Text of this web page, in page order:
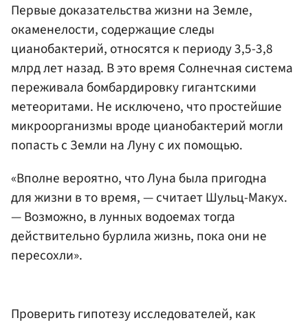
Первые доказательства жизни на Земле,
окаменелости, содержащие следы
цианобактерий, относятся к периоду 3,5-3,8
млрд лет назад. В это время Солнечная система
переживала бомбардировку гигантскими
метеоритами. Не исключено, что простейшие
микроорганизмы вроде цианобактерий могли
попасть с Земли на Луну с их помощью.
«Вполне вероятно, что Луна была пригодна
для жизни в то время, — считает Шульц-Макух.
— Возможно, в лунных водоемах тогда
действительно бурлила жизнь, пока они не
пересохли».
Проверить гипотезу исследователей, как